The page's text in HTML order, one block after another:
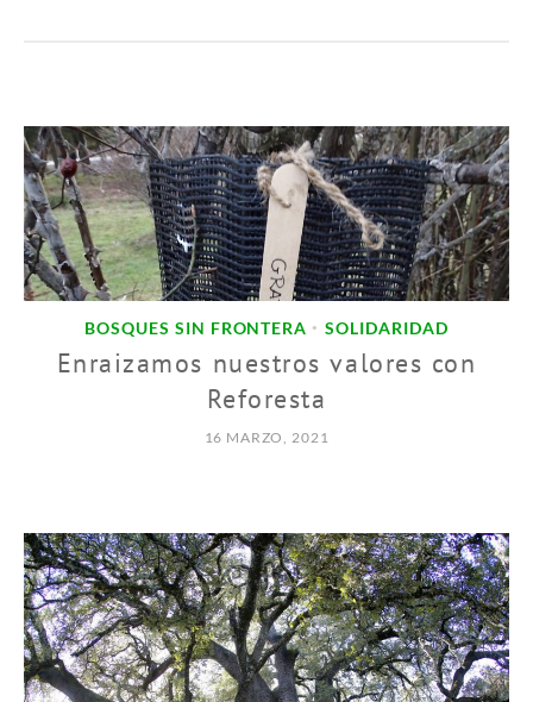
BOSQUES SIN FRONTERA • SOLIDARIDAD
Enraizamos nuestros valores con
Reforesta
16 MARZO, 2021